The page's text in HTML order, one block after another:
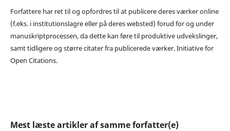
Forfattere har ret til og opfordres til at publicere deres værker online
(f.eks. i institutionslagre eller på deres websted) forud for og under
manuskriptprocessen, da dette kan føre til produktive udvekslinger,
samt tidligere og større citater fra publicerede værker. Initiative for
Open Citations.
Mest læste artikler af samme forfatter(e)